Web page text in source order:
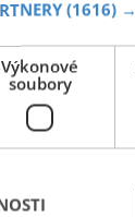
(1616) →
Výkonové
soubory